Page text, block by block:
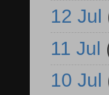
12 Jul
11 Jul
10 Jul